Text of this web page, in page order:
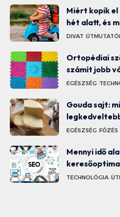
Miért kopik el
hét alatt, és
DIVAT
Ortopédiai
számít jobb
EGÉSZSÉG
Gouda sajt:
EGÉSZSÉG FŐZÉS
Mennyi idő
TECHNOLÓGIA